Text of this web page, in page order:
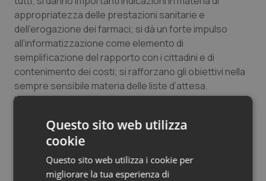
Salute orale & impianti
Sangue & coagulazione
Tiroide
Tumore ovarico
Tumori del Polmone & Testa Collo
appropriatezza delle prestazioni sanitarie e
dell’erogazione dei farmaci; si dà un forte impulso
all’informatizzazione come elemento di
semplificazione del rapporto con i cittadini e di
contenimento dei costi; si rafforzano gli obiettivi nella
sempre sensibile materia delle liste d’attesa.
Mantenere il livello della qualità e contenere quello dei
possibile, ed è questo che la Regione chiede ai suoi
managers sanitari, offrendo loro, come sempre,
collaborazione e assistenza”.
Questo sito web utilizza
cookie
Questo sito web utilizza i cookie per
migliorare la tua esperienza di